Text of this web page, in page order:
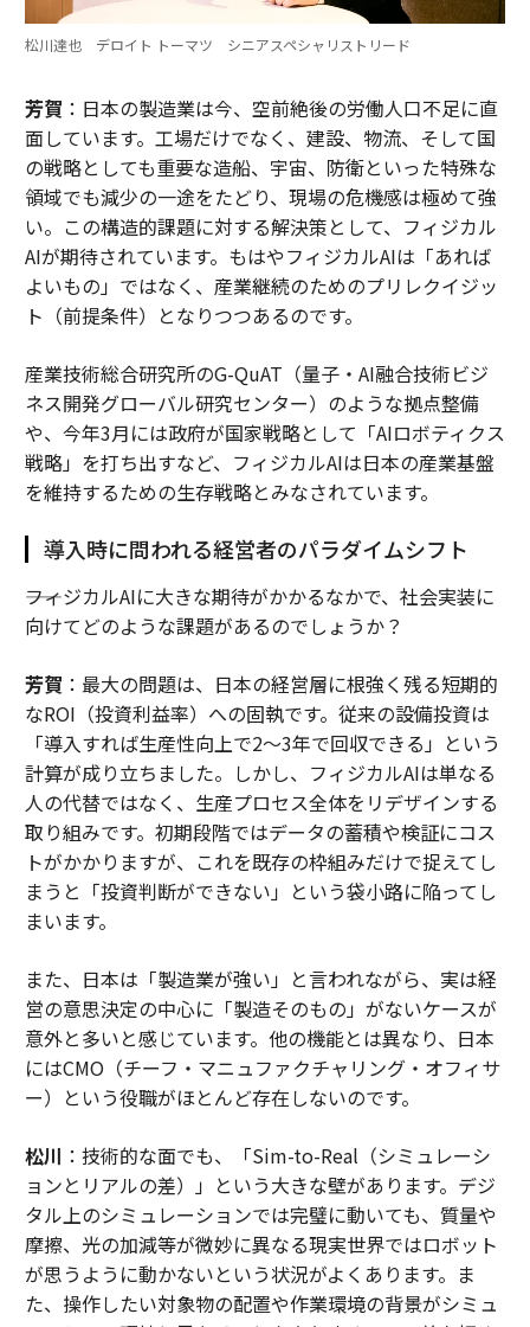
松川達也 デロイト トーマツ シニアスペシャリストリード
芳賀 ：日本の製造業は今、空前絶後の労働人口不足に直
面しています。工場だけでなく、建設、物流、そして国
の戦略としても重要な造船、宇宙、防衛といった特殊な
領域でも減少の一途をたどり、現場の危機感は極めて強
い。この構造的課題に対する解決策として、フィジカル
AIが期待されています。もはやフィジカルAIは「あれば
よいもの」ではなく、産業継続のためのプリレクイジッ
ト（前提条件）となりつつあるのです。
産業技術総合研究所のG-QuAT（量子・AI融合技術ビジ
ネス開発グローバル研究センター）のような拠点整備
や、今年3月には政府が国家戦略として「AIロボティクス
戦略」を打ち出すなど、フィジカルAIは日本の産業基盤
を維持するための生存戦略とみなされています。
導入時に問われる経営者のパラダイムシフト
――フィジカルAIに大きな期待がかかるなかで、社会実装に
向けてどのような課題があるのでしょうか？
芳賀 ：最大の問題は、日本の経営層に根強く残る短期的
なROI（投資利益率）への固執です。従来の設備投資は
「導入すれば生産性向上で2〜3年で回収できる」という
計算が成り立ちました。しかし、フィジカルAIは単なる
人の代替ではなく、生産プロセス全体をリデザインする
取り組みです。初期段階ではデータの蓄積や検証にコス
トがかかりますが、これを既存の枠組みだけで捉えてし
まうと「投資判断ができない」という袋小路に陥ってし
まいます。
また、日本は「製造業が強い」と言われながら、実は経
営の意思決定の中心に「製造そのもの」がないケースが
意外と多いと感じています。他の機能とは異なり、日本
にはCMO（チーフ・マニュファクチャリング・オフィサ
ー）という役職がほとんど存在しないのです。
松川 ：技術的な面でも、「Sim-to-Real（シミュレーシ
ョンとリアルの差）」という大きな壁があります。デジ
タル上のシミュレーションでは完璧に動いても、質量や
摩擦、光の加減等が微妙に異なる現実世界ではロボット
が思うように動かないという状況がよくあります。ま
た、操作したい対象物の配置や作業環境の背景がシミュ